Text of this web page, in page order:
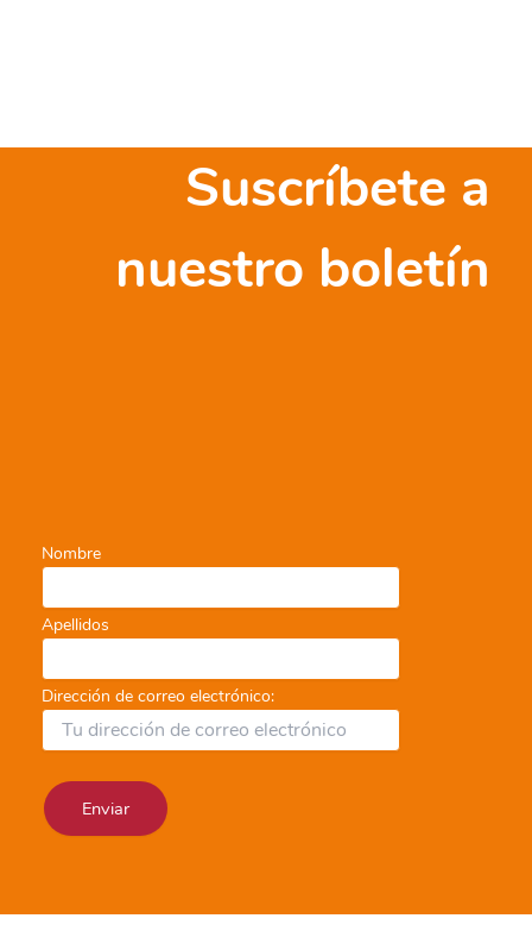
Suscríbete a
nuestro boletín
Nombre
Apellidos
Dirección de correo electrónico: